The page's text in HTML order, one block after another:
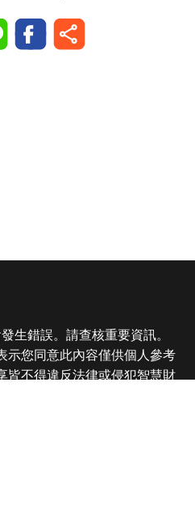
生錯誤。請查核重要資訊。
示您同意此內容僅供個人參考
皆不得違反法律或侵犯智慧財